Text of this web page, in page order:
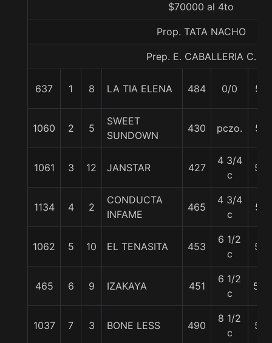
$70000 al 4to
Prop. TATA NACHO
Prep. E. CABALLERIA C.
637 1 8 LA TIA ELENA 484 0/0 57
1060 2 5
SWEET
SUNDOWN
430 pczo. 57
1061 3 12 JANSTAR 427
4 3/4
c
56
1134 4 2
CONDUCTA
INFAME
465
4 3/4
c
57
1062 5 10 EL TENASITA 453
6 1/2
c
58
465 6 9 IZAKAYA 451
6 1/2
c
55.
1037 7 3 BONE LESS 490
8 1/2
c
56